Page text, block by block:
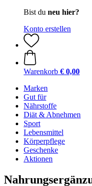
Bist du neu hier?
Konto erstellen
Warenkorb € 0,00
Marken
Gut für
Nährstoffe
Diät & Abnehmen
Sport
Lebensmittel
Körperpflege
Geschenke
Aktionen